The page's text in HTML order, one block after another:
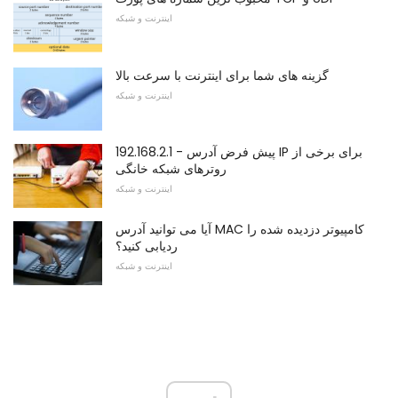
اینترنت و شبکه
گزینه های شما برای اینترنت با سرعت بالا
اینترنت و شبکه
192.168.2.1 - پیش فرض آدرس IP برای برخی از
روترهای شبکه خانگی
اینترنت و شبکه
آیا می توانید آدرس MAC کامپیوتر دزدیده شده را
ردیابی کنید؟
اینترنت و شبکه